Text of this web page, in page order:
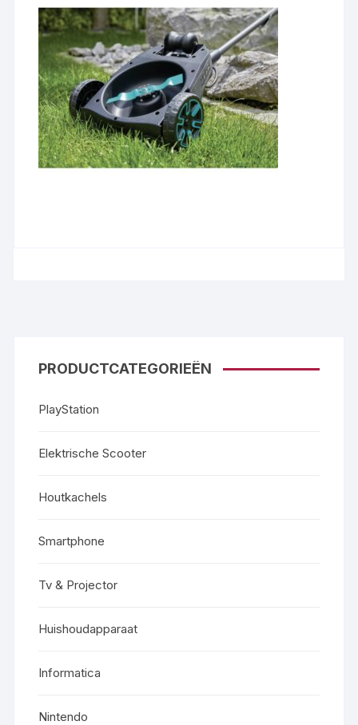
PRODUCTCATEGORIEËN
PlayStation
Elektrische Scooter
Houtkachels
Smartphone
Tv & Projector
Huishoudapparaat
Informatica
Nintendo